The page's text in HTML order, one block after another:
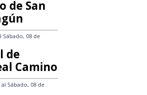
de San
Sábado, 08 de
de
Camino
al Sábado, 08 de